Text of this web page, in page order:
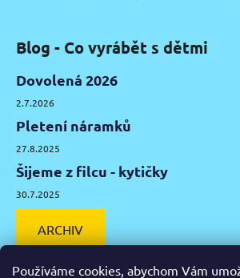
Používáme cookies, abychom Vám
Blog - Co vyrábět s dětmi
Dovolená 2026
2.7.2026
Pletení náramků
27.8.2025
Šijeme z filcu - kytičky
30.7.2025
ARCHIV